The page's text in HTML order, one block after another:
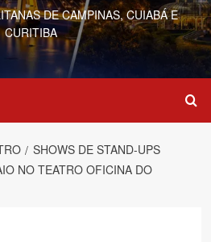
DE CAMPINAS, CUIABÁ E
CURITIBA
SHOWS DE STAND-UPS
NO TEATRO OFICINA DO